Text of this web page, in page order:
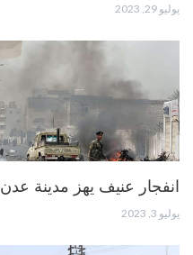
يوليو 29, 2023
انفجار عنيف يهز مدينة عدن
يوليو 3, 2023